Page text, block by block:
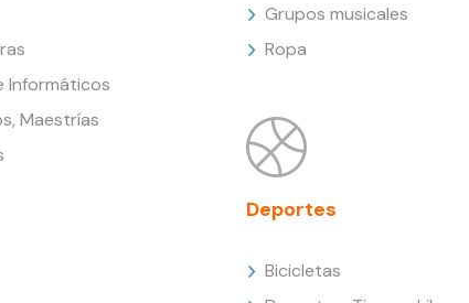
Informáticos
Maestrías
Grupos musicales
Ropa
Deportes
Bicicletas